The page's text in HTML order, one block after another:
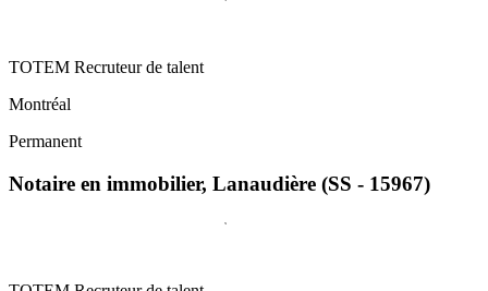
TOTEM Recruteur de talent
Montréal
Permanent
Notaire en immobilier, Lanaudière (SS - 15967)